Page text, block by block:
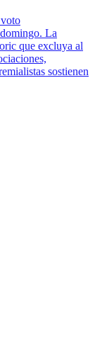
La
que excluya al
sostienen